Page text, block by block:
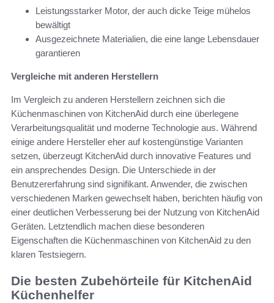
Leistungsstarker Motor, der auch dicke Teige mühelos
bewältigt
Ausgezeichnete Materialien, die eine lange Lebensdauer
garantieren
Vergleiche mit anderen Herstellern
Im Vergleich zu anderen Herstellern zeichnen sich die
Küchenmaschinen von KitchenAid durch eine überlegene
Verarbeitungsqualität und moderne Technologie aus. Während
einige andere Hersteller eher auf kostengünstige Varianten
setzen, überzeugt KitchenAid durch innovative Features und
ein ansprechendes Design. Die Unterschiede in der
Benutzererfahrung sind signifikant. Anwender, die zwischen
verschiedenen Marken gewechselt haben, berichten häufig von
einer deutlichen Verbesserung bei der Nutzung von KitchenAid
Geräten. Letztendlich machen diese besonderen
Eigenschaften die Küchenmaschinen von KitchenAid zu den
klaren Testsiegern.
Die besten Zubehörteile für KitchenAid
Küchenhelfer